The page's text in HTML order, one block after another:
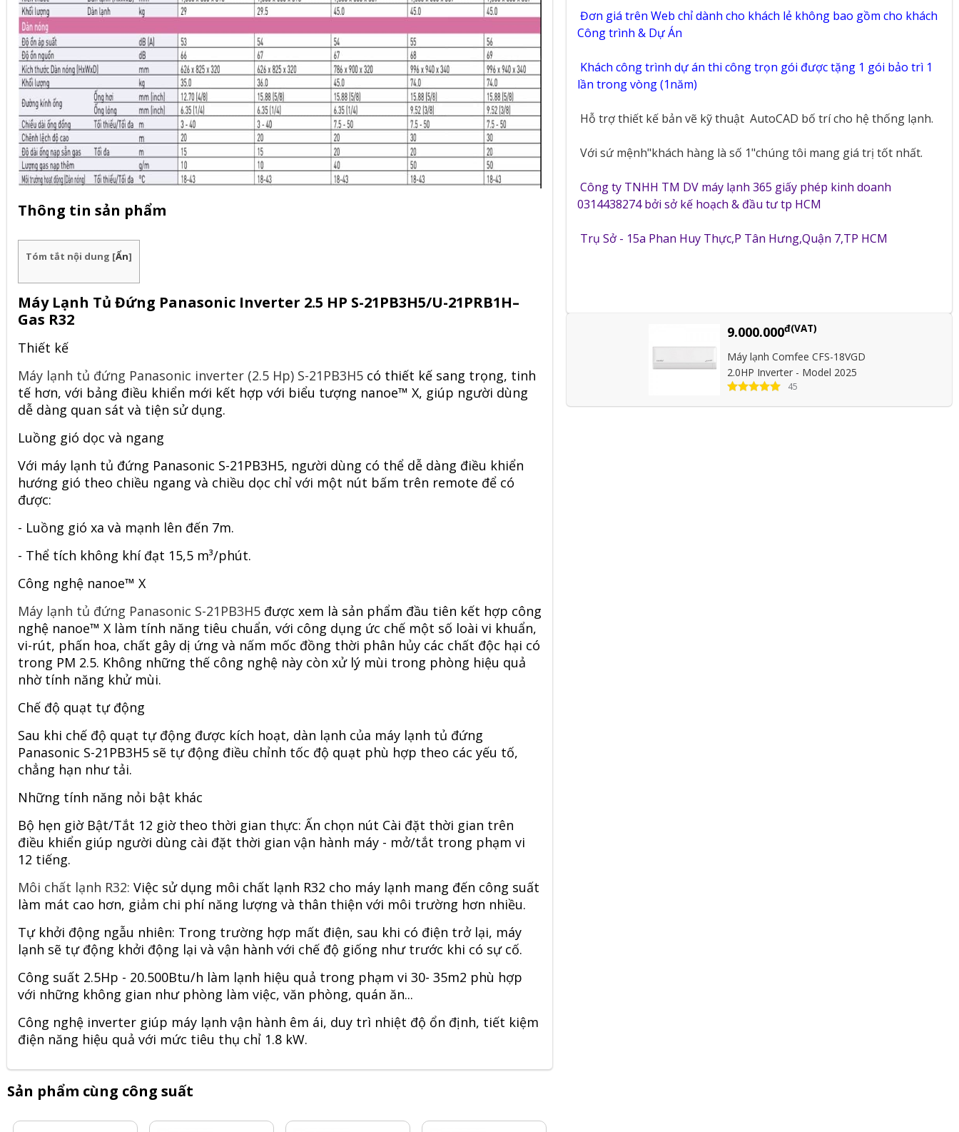
Thông tin sản phẩm
Tóm tắt nội dung [Ẩn]
Máy Lạnh Tủ Đứng Panasonic Inverter 2.5 HP S-21PB3H5/U-21PRB1H–
Gas R32
Thiết kế
Máy lạnh tủ đứng Panasonic inverter (2.5 Hp) S-21PB3H5 có thiết kế sang trọng, tinh
tế hơn, với bảng điều khiển mới kết hợp với biểu tượng nanoe™ X, giúp người dùng
dễ dàng quan sát và tiện sử dụng.
Luồng gió dọc và ngang
Với máy lạnh tủ đứng Panasonic S-21PB3H5, người dùng có thể dễ dàng điều khiển
hướng gió theo chiều ngang và chiều dọc chỉ với một nút bấm trên remote để có
được:
- Luồng gió xa và mạnh lên đến 7m.
- Thể tích không khí đạt 15,5 m³/phút.
Công nghệ nanoe™ X
Máy lạnh tủ đứng Panasonic S-21PB3H5 được xem là sản phẩm đầu tiên kết hợp công
nghệ nanoe™ X làm tính năng tiêu chuẩn, với công dụng ức chế một số loài vi khuẩn,
vi-rút, phấn hoa, chất gây dị ứng và nấm mốc đồng thời phân hủy các chất độc hại có
trong PM 2.5. Không những thế công nghệ này còn xử lý mùi trong phòng hiệu quả
nhờ tính năng khử mùi.
Chế độ quạt tự động
Sau khi chế độ quạt tự động được kích hoạt, dàn lạnh của máy lạnh tủ đứng
Panasonic S-21PB3H5 sẽ tự động điều chỉnh tốc độ quạt phù hợp theo các yếu tố,
chẳng hạn như tải.
Những tính năng nỏi bật khác
Bộ hẹn giờ Bật/Tắt 12 giờ theo thời gian thực: Ấn chọn nút Cài đặt thời gian trên
điều khiển giúp người dùng cài đặt thời gian vận hành máy - mở/tắt trong phạm vi
12 tiếng.
Môi chất lạnh R32: Việc sử dụng môi chất lạnh R32 cho máy lạnh mang đến công suất
làm mát cao hơn, giảm chi phí năng lượng và thân thiện với môi trường hơn nhiều.
Tự khởi động ngẫu nhiên: Trong trường hợp mất điện, sau khi có điện trở lại, máy
lạnh sẽ tự động khởi động lại và vận hành với chế độ giống như trước khi có sự cố.
Công suất 2.5Hp - 20.500Btu/h làm lạnh hiệu quả trong phạm vi 30- 35m2 phù hợp
với những không gian như phòng làm việc, văn phòng, quán ăn...
Công nghệ inverter giúp máy lạnh vận hành êm ái, duy trì nhiệt độ ổn định, tiết kiệm
điện năng hiệu quả với mức tiêu thụ chỉ 1.8 kW.
Sản phẩm cùng công suất
Đơn giá trên Web chỉ dành cho khách lẻ không bao gồm cho khách
Công trình & Dự Án
Khách công trình dự án thi công trọn gói được tặng 1 gói bảo trì 1
lần trong vòng (1năm)
Hỗ trợ thiết kế bản vẽ kỹ thuật AutoCAD bố trí cho hệ thống lạnh.
Với sứ mệnh"khách hàng là số 1"chúng tôi mang giá trị tốt nhất.
Công ty TNHH TM DV máy lạnh 365 giấy phép kinh doanh
0314438274 bởi sở kế hoạch & đầu tư tp HCM
Trụ Sở - 15a Phan Huy Thực,P Tân Hưng,Quận 7,TP HCM
9.000.000đ(VAT)
Máy lạnh Comfee CFS-18VGD
2.0HP Inverter - Model 2025
45